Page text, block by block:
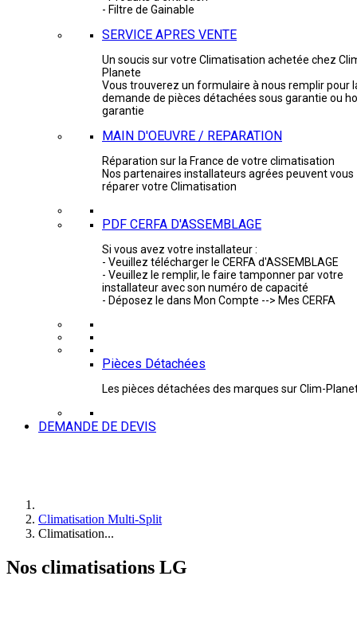
- Filtre de Gainable
SERVICE APRES VENTE
Un soucis sur votre Climatisation achetée chez
Planete
Vous trouverez un formulaire à nous remplir pour
demande de pièces détachées sous garantie ou
garantie
MAIN D'OEUVRE / REPARATION
Réparation sur la France de votre climatisation
Nos partenaires installateurs agrées peuvent vous
réparer votre Climatisation
PDF CERFA D'ASSEMBLAGE
Si vous avez votre installateur :
- Veuillez télécharger le CERFA d'ASSEMBLAGE
- Veuillez le remplir, le faire tamponner par votre
installateur avec son numéro de capacité
- Déposez le dans Mon Compte --> Mes CERFA
Pièces Détachées
Les pièces détachées des marques sur Clim-
DEMANDE DE DEVIS
Climatisation Multi-Split
Climatisation...
Nos climatisations LG